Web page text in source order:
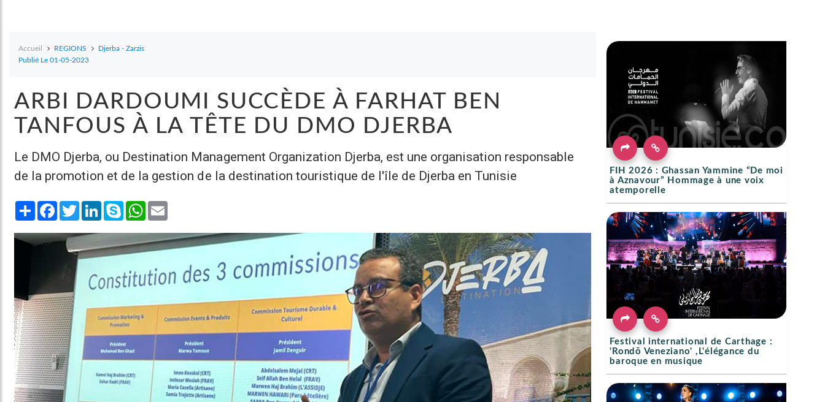
Accueil REGIONS
Djerba - Zarzis
Publié Le 01-05-2023
ARBI DARDOUMI SUCCÈDE À FARHAT BEN
TANFOUS À LA TÊTE DU DMO DJERBA
Le DMO Djerba, ou Destination Management Organization Djerba, est une organisation responsable
de la promotion et de la gestion de la destination touristique de l'île de Djerba en Tunisie
Share Facebook
TwitterLinkedInSkype WhatsApp
FIH 2026 : Ghassan Yammine “De moi
à Aznavour” Hommage à une voix
atemporelle
Festival international de Carthage :
'Rondō Veneziano' ,L'élégance du
baroque en musique